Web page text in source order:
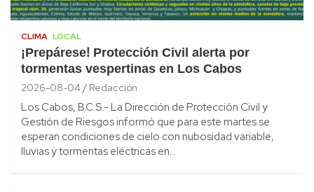
CLIMA LOCAL
¡Prepárese! Protección Civil alerta por
tormentas vespertinas en Los Cabos
2026-08-04 Redacción
Los Cabos, B.C.S.- La Dirección de Protección Civil y
Gestión de Riesgos informó que para este martes se
esperan condiciones de cielo con nubosidad variable,
lluvias y tormentas eléctricas en…